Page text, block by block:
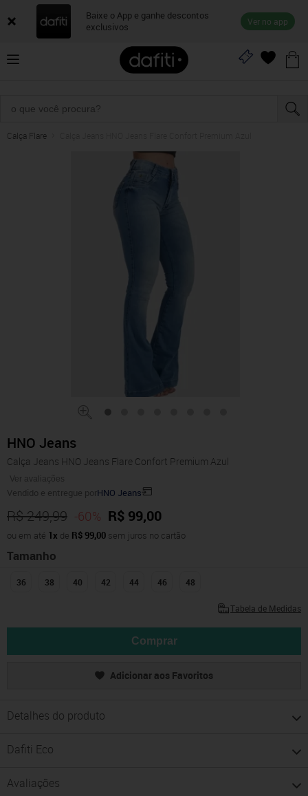
Baixe o App e ganhe descontos
exclusivos
Ver no app
Calça Flare
HNO Jeans
Calça Jeans HNO Jeans Flare Confort Premium Azul
Ver avaliações
Vendido e entregue porHNO Jeans
R$ 249,99 -60% R$ 99,00
ou em até 1x de R$ 99,00 sem juros no cartão
Tamanho
36 38 40 42 44 46 48
Tabela de Medidas
Comprar
Adicionar aos Favoritos
Detalhes do produto
Dafiti Eco
Avaliações